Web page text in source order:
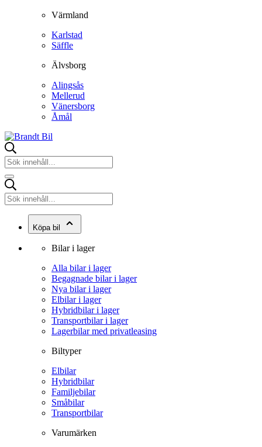
Värmland
Karlstad
Säffle
Älvsborg
Alingsås
Mellerud
Vänersborg
Åmål
Köpa bil
Bilar i lager
Alla bilar i lager
Begagnade bilar i lager
Nya bilar i lager
Elbilar i lager
Hybridbilar i lager
Transportbilar i lager
Lagerbilar med privatleasing
Biltyper
Elbilar
Hybridbilar
Familjebilar
Småbilar
Transportbilar
Varumärken